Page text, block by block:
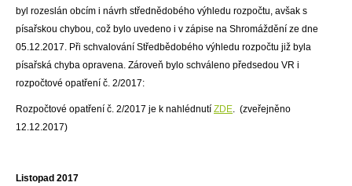
byl rozeslán obcím i návrh střednědobého výhledu rozpočtu, avšak s
písařskou chybou, což bylo uvedeno i v zápise na Shromáždění ze dne
05.12.2017. Při schvalování Středbědobého výhledu rozpočtu již byla
písařská chyba opravena. Zároveň bylo schváleno předsedou VR i
rozpočtové opatření č. 2/2017:
Rozpočtové opatření č. 2/2017 je k nahlédnutí ZDE. (zveřejněno
12.12.2017)
Listopad 2017